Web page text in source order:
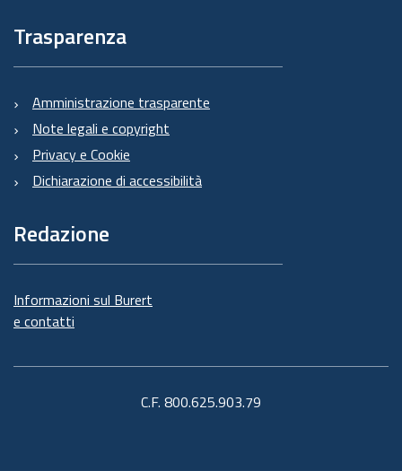
Trasparenza
Amministrazione trasparente
Note legali e copyright
Privacy e Cookie
Dichiarazione di accessibilità
Redazione
Informazioni sul Burert
e contatti
C.F. 800.625.903.79